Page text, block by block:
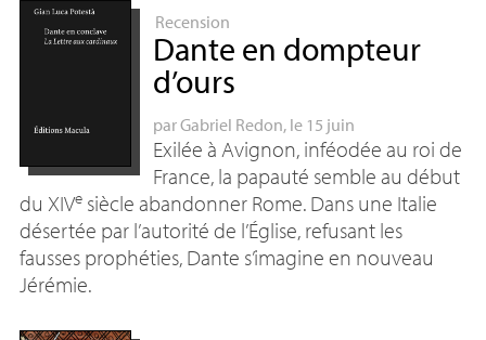
Recension
Dante en dompteur
d’ours
parGabriel Redon, le 15 juin
Exilée à Avignon, inféodée au roi de
France, la papauté semble au début
du XIVesiècle abandonner Rome. Dans une Italie
désertée par l’autorité de l’Église, refusant les
fausses prophéties, Dante s’imagine en nouveau
Jérémie.